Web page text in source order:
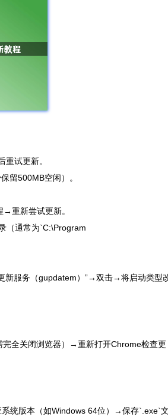
试更新。
留500MB空闲）。
重新尝试更新。
（通常为`C:\Program
新服务（gupdatem）”→双击→将启动类型
全关闭浏览器）→重新打开Chrome检查更
统版本（如Windows 64位）→保存`.exe`